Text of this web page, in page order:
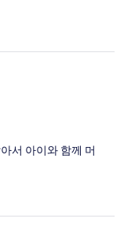
서 아이와 함께 머